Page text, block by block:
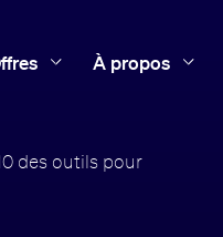
À propos
des outils pour